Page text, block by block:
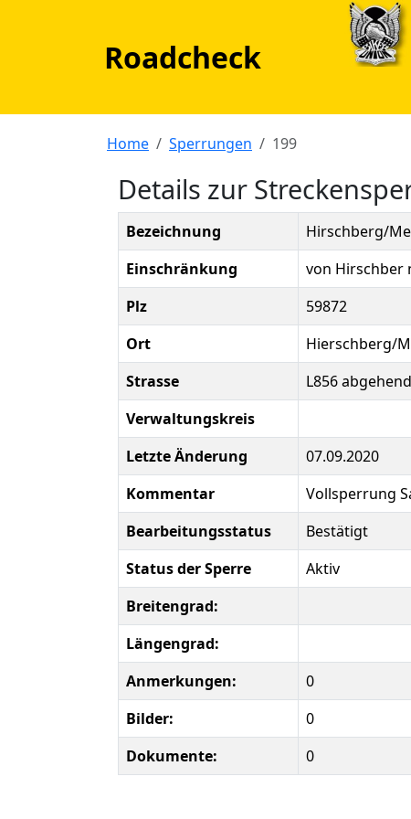
Roadcheck
Home Sperrungen 199
Details zur
Bezeichnung
Hirschberg/
Einschränkung
von Hirschber
Plz
59872
Ort
Hierschberg/
Strasse
L856
Verwaltungskreis
Letzte Änderung
07.09.2020
Kommentar
Vollsperrung
Bearbeitungsstatus
Bestätigt
Status der Sperre
Aktiv
Breitengrad:
Längengrad:
Anmerkungen:
0
Bilder:
0
Dokumente:
0